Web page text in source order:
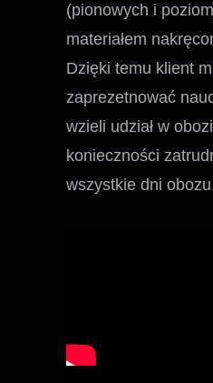
(pionowych i
materiałem
Dzięki temu klient
zaprezetnować
wzieli udział w
konieczności
wszystkie dni